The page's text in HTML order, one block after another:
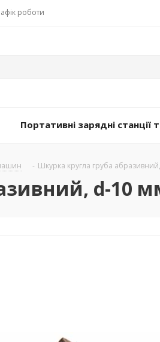
роботи
Портативні зарядні станції
- Шкурка кругла груба
d-10